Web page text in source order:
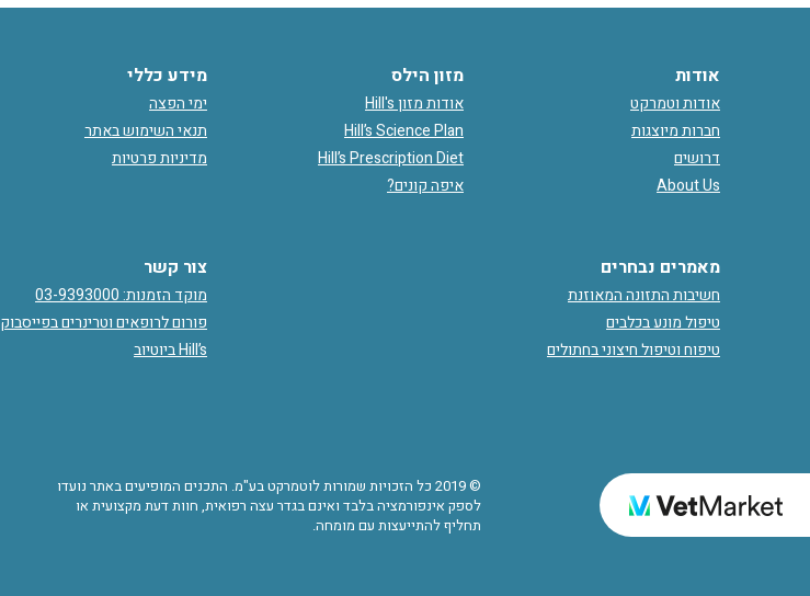
אודות
אודות וטמרקט
חברות מיוצגות
דרושים
About Us
מזון הילס
אודות מזון Hill's
Hill’s Science Plan
Hill’s Prescription Diet
איפה קונים?
מידע כללי
ימי הפצה
תנאי השימוש באתר
מדיניות פרטיות
מאמרים נבחרים
חשיבות התזונה המאוזנת
טיפול מונע בכלבים
טיפוח וטיפול חיצוני בחתולים
צור קשר
מוקד הזמנות: 03-9393000
פורום לרופאים וטרינרים בפייסבוק
Hill’s ביוטיוב
© 2019 כל הזכויות שמורות לוטמרקט בע"מ. התכנים המופיעים באתר נועדו
לספק אינפורמציה בלבד ואינם בגדר עצה רפואית, חוות דעת מקצועית או
תחליף להתייעצות עם מומחה.